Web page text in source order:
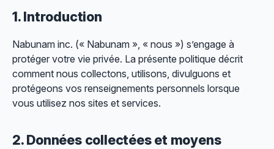
1. Introduction
Nabunam inc. (« Nabunam », « nous ») s’engage à
protéger votre vie privée. La présente politique décrit
comment nous collectons, utilisons, divulguons et
protégeons vos renseignements personnels lorsque
vous utilisez nos sites et services.
2. Données collectées et moyens